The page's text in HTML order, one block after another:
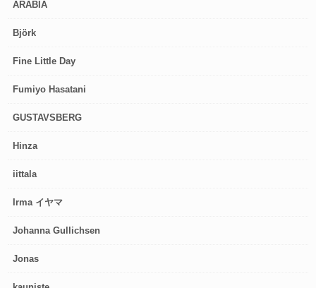
ARABIA
Björk
Fine Little Day
Fumiyo Hasatani
GUSTAVSBERG
Hinza
iittala
Irma イヤマ
Johanna Gullichsen
Jonas